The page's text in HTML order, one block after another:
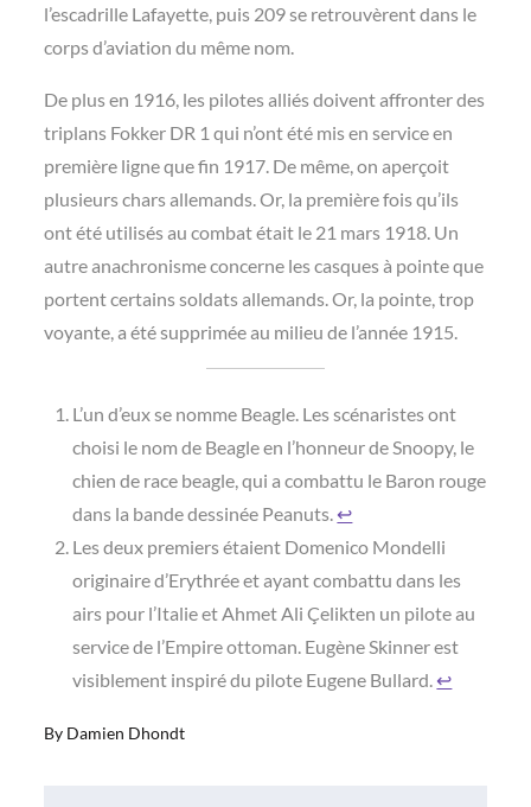
l’escadrille Lafayette, puis 209 se retrouvèrent dans le
corps d’aviation du même nom.
De plus en 1916, les pilotes alliés doivent affronter des
triplans Fokker DR 1 qui n’ont été mis en service en
première ligne que fin 1917. De même, on aperçoit
plusieurs chars allemands. Or, la première fois qu’ils
ont été utilisés au combat était le 21 mars 1918. Un
autre anachronisme concerne les casques à pointe que
portent certains soldats allemands. Or, la pointe, trop
voyante, a été supprimée au milieu de l’année 1915.
L’un d’eux se nomme Beagle. Les scénaristes ont
choisi le nom de Beagle en l’honneur de Snoopy, le
chien de race beagle, qui a combattu le Baron rouge
dans la bande dessinée Peanuts. ↩︎
Les deux premiers étaient Domenico Mondelli
originaire d’Erythrée et ayant combattu dans les
airs pour l’Italie et Ahmet Ali Çelikten un pilote au
service de l’Empire ottoman. Eugène Skinner est
visiblement inspiré du pilote Eugene Bullard. ↩︎
By Damien Dhondt